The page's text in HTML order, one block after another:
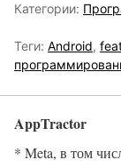
Категории:
Теги: Android,
AppTractor
* Meta, в том